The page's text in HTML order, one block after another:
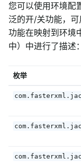
您可以使用环境配
泛的开/关功能，
功能在映射到环境
中）中进行了描述：
枚举